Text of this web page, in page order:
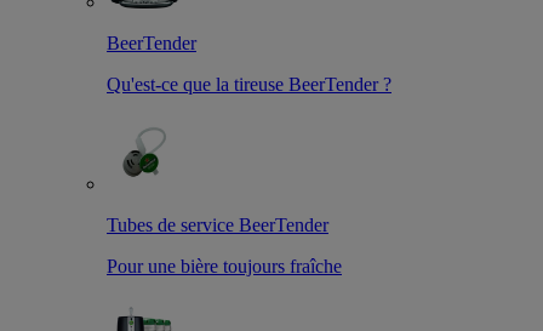
BeerTender
Qu'est-ce que la tireuse BeerTender ?
Tubes de service BeerTender
Pour une bière toujours fraîche